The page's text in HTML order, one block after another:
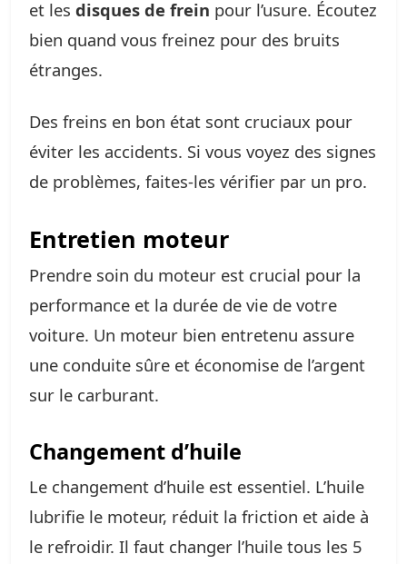
et les disques de frein pour l’usure. Écoutez
bien quand vous freinez pour des bruits
étranges.
Des freins en bon état sont cruciaux pour
éviter les accidents. Si vous voyez des signes
de problèmes, faites-les vérifier par un pro.
Entretien moteur
Prendre soin du moteur est crucial pour la
performance et la durée de vie de votre
voiture. Un moteur bien entretenu assure
une conduite sûre et économise de l’argent
sur le carburant.
Changement d’huile
Le changement d’huile est essentiel. L’huile
lubrifie le moteur, réduit la friction et aide à
le refroidir. Il faut changer l’huile tous les 5